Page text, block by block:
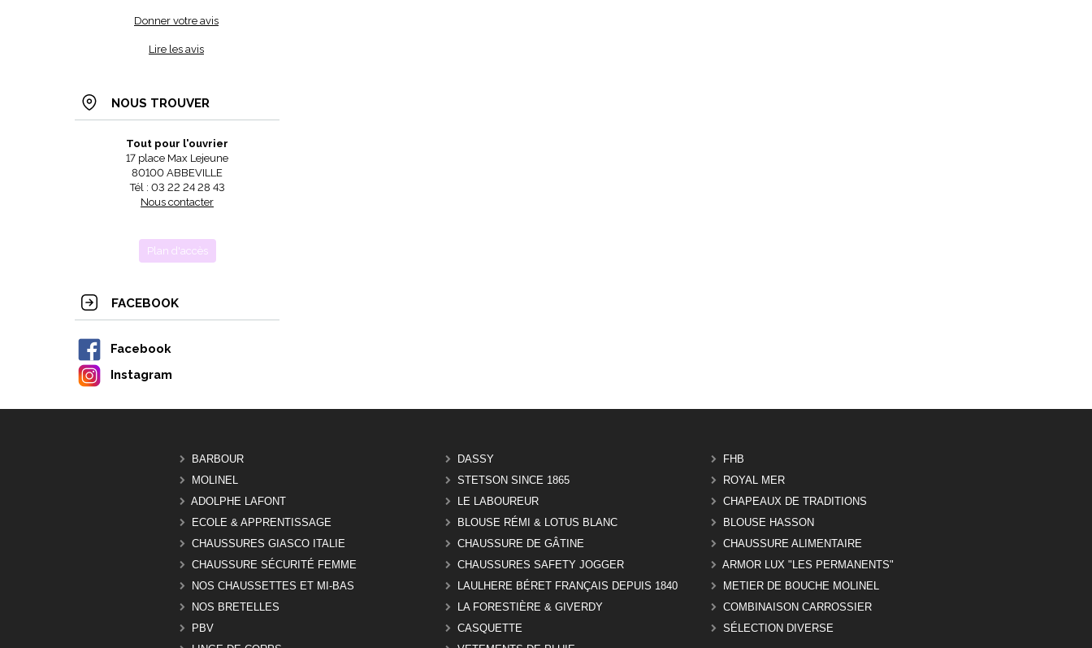
Donner votre avis
Lire les avis
NOUS TROUVER
Tout pour l'ouvrier
17 place Max Lejeune
80100 ABBEVILLE
Tél : 03 22 24 28 43
Nous contacter
Plan d'accès
FACEBOOK
Facebook
Instagram
BARBOUR DASSY
FHB
MOLINEL
STETSON SINCE 1865
ROYAL MER
ADOLPHE LAFONT
LE LABOUREUR
CHAPEAUX DE TRADITIONS
ECOLE & APPRENTISSAGE
BLOUSE RÉMI & LOTUS BLANC
BLOUSE HASSON
CHAUSSURES GIASCO ITALIE
CHAUSSURE DE GÂTINE
CHAUSSURE ALIMENTAIRE
CHAUSSURE SÉCURITÉ FEMME
CHAUSSURES SAFETY JOGGER
ARMOR LUX "LES PERMANENTS"
NOS CHAUSSETTES ET MI-BAS
LAULHERE BÉRET FRANÇAIS DEPUIS 1840
METIER DE BOUCHE MOLINEL
NOS BRETELLES
LA FORESTIÈRE & GIVERDY
COMBINAISON CARROSSIER
PBV
CASQUETTE
SÉLECTION DIVERSE